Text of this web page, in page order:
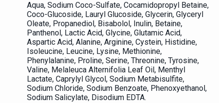
Aqua, Sodium Coco-Sulfate, Cocamidopropyl Betaine,
Coco-Glucoside, Lauryl Glucoside, Glycerin, Glyceryl
Oleate, Propanediol, Bisabolol, Inulin, Betaine,
Panthenol, Lactic Acid, Glycine, Glutamic Acid,
Aspartic Acid, Alanine, Arginine, Cystein, Histidine,
Isoleucine, Leucine, Lysine, Methionine,
Phenylalanine, Proline, Serine, Threonine, Tyrosine,
Valine, Melaleuca Alternifolia Leaf Oil, Menthyl
Lactate, Caprylyl Glycol, Sodium Metabisulfite,
Sodium Chloride, Sodium Benzoate, Phenoxyethanol,
Sodium Salicylate, Disodium EDTA.